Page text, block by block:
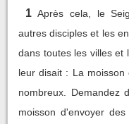
1 Après cela, le
autres disciples et les
dans toutes les villes et
leur disait : La
nombreux. Demandez
moisson d'envoyer